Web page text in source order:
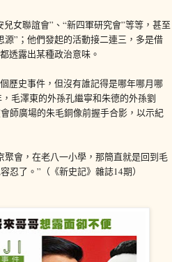
女聯誼會”、“新四軍研究會”等等，甚至
”；他們發起的活動接二連三，多是借
透露出某種政治意味。
歷史事件，但沒有誰記得是哪年哪月哪
毛澤東的外孫孔繼寧和朱德的外孫劉
師廣場的朱毛銅像前握手合影，以示紀
會，在老八一小學，那簡直就是回到毛
了。”（《新史記》雜誌14期）